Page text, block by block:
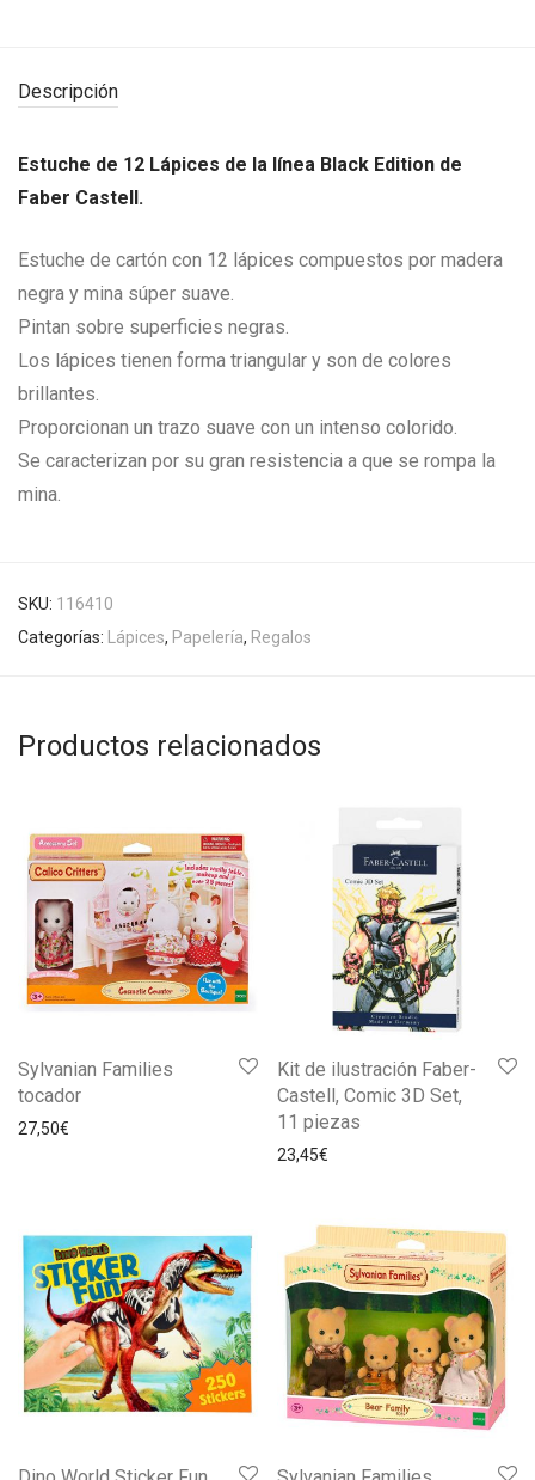
Descripción
Estuche de 12 Lápices de la línea Black Edition de
Faber Castell.
Estuche de cartón con 12 lápices compuestos por madera
negra y mina súper suave.
Pintan sobre superficies negras.
Los lápices tienen forma triangular y son de colores
brillantes.
Proporcionan un trazo suave con un intenso colorido.
Se caracterizan por su gran resistencia a que se rompa la
mina.
SKU: 116410
Categorías: Lápices, Papelería, Regalos
Productos relacionados
Sylvanian Families
tocador
27,50€
Kit de ilustración Faber-
Castell, Comic 3D Set,
11 piezas
23,45€